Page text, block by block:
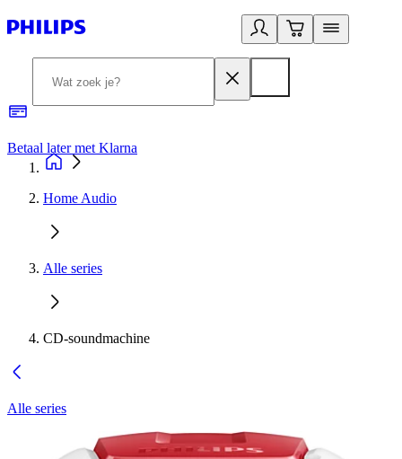
Betaal later met Klarna
Home Audio
Alle series
CD-soundmachine
Alle series